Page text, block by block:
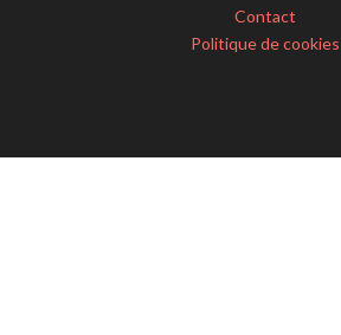
Contact
Politique de cookies